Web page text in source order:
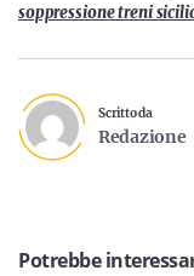
soppressione treni
Scritto da
Redazione
Potrebbe